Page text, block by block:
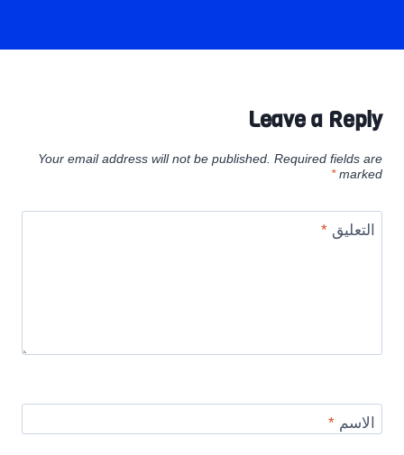
Leave a Reply
Your email address will not be published. Required fields are
marked
*
التعليق*
الاسم*